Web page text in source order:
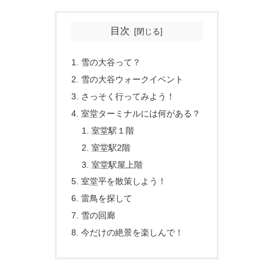
目次
雪の大谷って？
雪の大谷ウォークイベント
さっそく行ってみよう！
室堂ターミナルには何がある？
室堂駅１階
室堂駅2階
室堂駅屋上階
室堂平を散策しよう！
雷鳥を探して
雪の回廊
今だけの絶景を楽しんで！